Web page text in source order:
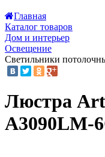
Главная
Каталог товаров
Дом и интерьер
Освещение
Светильники
Люстра
A3090LM-